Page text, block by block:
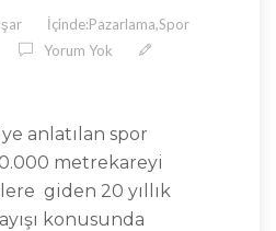
İçinde:Pazarlama,Spor
Yorum Yok
anlatılan spor
metrekareyi
giden 20 yıllık
konusunda